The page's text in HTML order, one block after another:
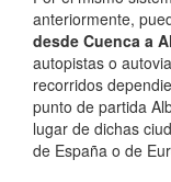
anteriormente,
desde Cuenca a
autopistas o
recorridos
punto de partida
lugar de dichas
de España o de